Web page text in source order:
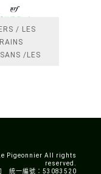
/ LES
/LES
Pigeonnier All rights
reserved.
統一編號：53083520